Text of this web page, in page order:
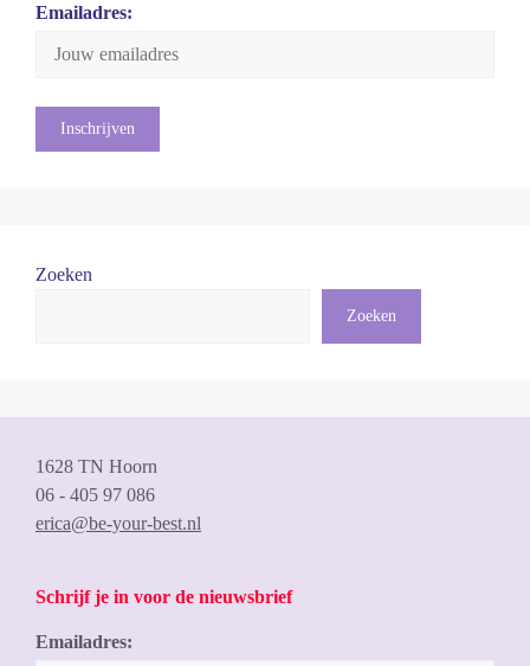
Emailadres:
Zoeken
Zoeken
1628 TN Hoorn
06 - 405 97 086
erica@be-your-best.nl
Schrijf je in voor de nieuwsbrief
Emailadres: